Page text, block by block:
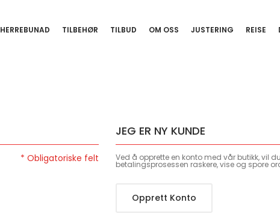
HERREBUNAD TILBEHØR TILBUD OM OSS JUSTERING REISE
JEG ER NY KUNDE
Ved å opprette en konto med vår butikk, vil
betalingsprosessen raskere, vise og spore
Opprett Konto